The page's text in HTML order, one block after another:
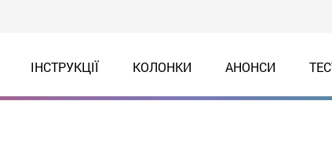
ІНСТРУКЦІЇ КОЛОНКИ АНОНСИ